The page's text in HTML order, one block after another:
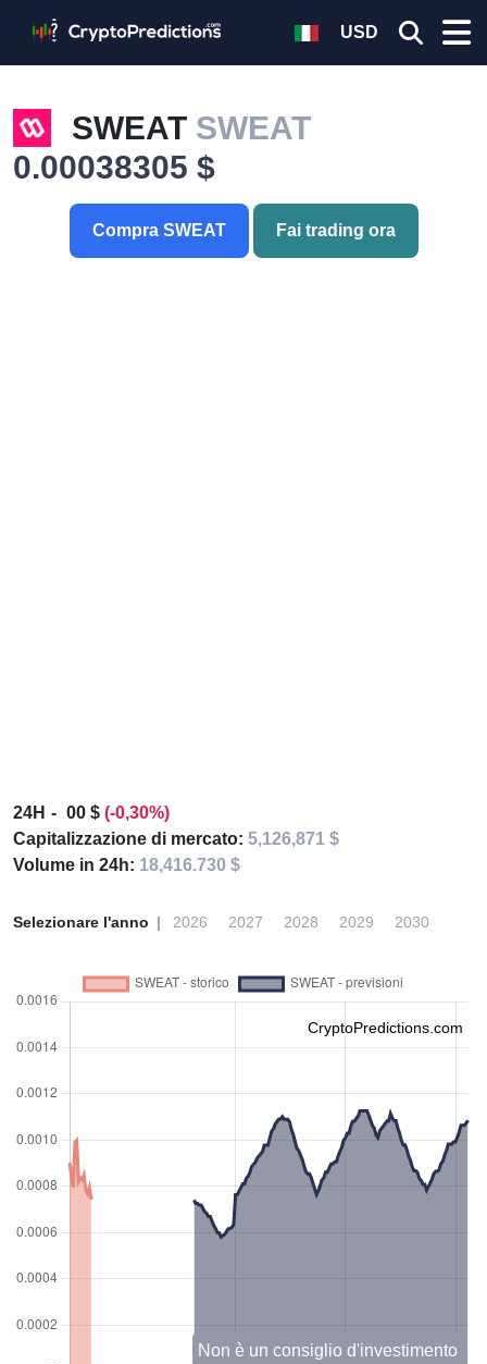
USD
SWEAT SWEAT
0.00038305 $
Compra SWEAT Fai trading ora
24H 00 $ (-0,30%)
Capitalizzazione di mercato: 5,126,871 $
Volume in 24h: 18,416.730 $
Selezionare l'anno 2026 2027 2028 2029 2030
CryptoPredictions.com
Non è un consiglio d'investimento